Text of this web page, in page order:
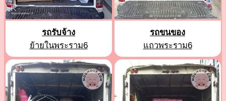
รถรับจ้าง
ย้ายในพระราม6
รถขนของ
แถวพระราม6